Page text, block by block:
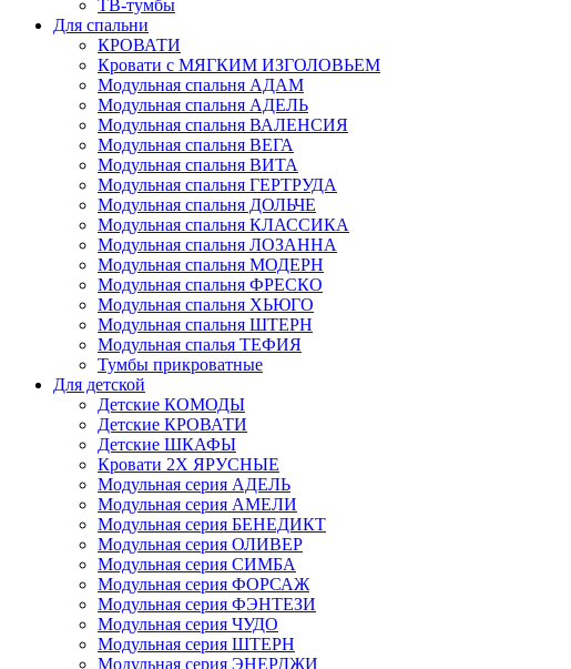
ТВ-тумбы
Для спальни
КРОВАТИ
Кровати с МЯГКИМ ИЗГОЛОВЬЕМ
Модульная спальня АДАМ
Модульная спальня АДЕЛЬ
Модульная спальня ВАЛЕНСИЯ
Модульная спальня ВЕГА
Модульная спальня ВИТА
Модульная спальня ГЕРТРУДА
Модульная спальня ДОЛЬЧЕ
Модульная спальня КЛАССИКА
Модульная спальня ЛОЗАННА
Модульная спальня МОДЕРН
Модульная спальня ФРЕСКО
Модульная спальня ХЬЮГО
Модульная спальня ШТЕРН
Модульная спалья ТЕФИЯ
Тумбы прикроватные
Для детской
Детские КОМОДЫ
Детские КРОВАТИ
Детские ШКАФЫ
Кровати 2Х ЯРУСНЫЕ
Модульная серия АДЕЛЬ
Модульная серия АМЕЛИ
Модульная серия БЕНЕДИКТ
Модульная серия ОЛИВЕР
Модульная серия СИМБА
Модульная серия ФОРСАЖ
Модульная серия ФЭНТЕЗИ
Модульная серия ЧУДО
Модульная серия ШТЕРН
Модульная серия ЭНЕРДЖИ